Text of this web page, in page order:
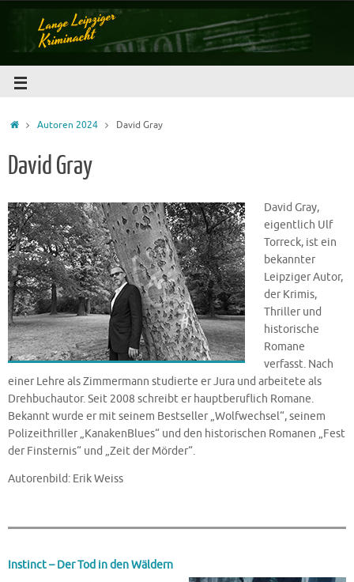
Autoren 2024 David Gray
David Gray
David Gray,
eigentlich Ulf
Torreck, ist ein
bekannter
Leipziger Autor,
der Krimis,
Thriller und
historische
Romane
verfasst. Nach
einer Lehre als Zimmermann studierte er Jura und arbeitete als
Drehbuchautor. Seit 2008 schreibt er hauptberuflich Romane.
Bekannt wurde er mit seinem Bestseller „Wolfwechsel“, seinem
Polizeithriller „KanakenBlues“ und den historischen Romanen „Fest
der Finsternis“ und „Zeit der Mörder“.
Autorenbild: Erik Weiss
Instinct – Der Tod in den Wäldern